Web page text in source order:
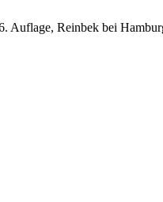
Auflage, Reinbek bei